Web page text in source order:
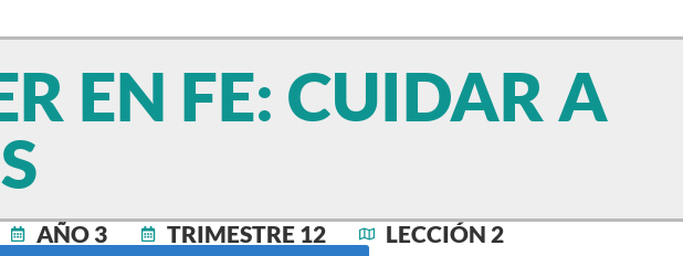
EN FE: CUIDAR A
AÑO 3 TRIMESTRE 12 LECCIÓN 2